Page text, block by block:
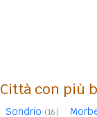
Città con più
Sondrio (16)